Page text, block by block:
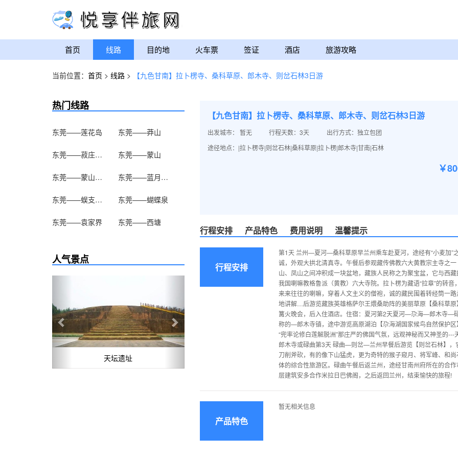
首页 线路 目的地 火车票 签证 酒店 旅游攻略
当前位置： 首页 > 线路 > 【九色甘南】拉卜楞寺、桑科草原、郎木寺、则岔石林3日游
热门线路
东莞——莲花岛 东莞——莽山
东莞——菽庄花园 东莞——蒙山
东莞——蒙山大佛 东莞——蓝月山谷
东莞——蜈支洲岛 东莞——蝴蝶泉
东莞——袁家界 东莞——西塘
人气景点
天坛遗址
【九色甘南】拉卜楞寺、桑科草原、郎木寺、则岔石林3日游
出发城市： 暂无 行程天数：3天
出行方式：独立包团
途径地点：|拉卜楞寺|则岔石林|桑科草原|拉卜楞|郎木寺|甘南|石林
￥
行程安排 产品特色 费用说明 温馨提示
行程安排
第1天 兰州—夏河—桑科草原早兰州乘车赴夏河，途经有“小麦加”
诚，外观大拱北清真寺。午餐后参观藏传佛教六大黄教宗主寺之
山、凤山之间冲积成一块盆地，藏族人民称之为聚宝盆，它与西
我国喇嘛教格鲁派（黄教）六大寺院。拉卜楞为藏语“拉章”的转
来来往往的喇嘛，穿着人文主义的僧袍，诚的藏民围着转经筒一
地讲解…后游览藏族英雄格萨尔王煨桑助阵的美丽草原【桑科草
篝火晚会，后入住酒店。住宿：夏河第2天夏河—尕海—郎木寺—碌
称的—郎木寺镇，途中游览高原湖泊【尕海湖国家候鸟自然保护
“兜率论修白莲解脱洲”那庄严的佛国气氛，远观神秘而又神圣的
郎木寺或碌曲第3天 碌曲—则岔—兰州早餐后游览【则岔石林】
刀削斧砍，有的像下山猛虎，更为奇特的猴子窥月、将军峰、和
体的综合性旅游区。碌曲午餐后返兰州，途经甘南州府所在的合
层建筑安多合作米拉日巴佛阁，之后返回兰州，结束愉快的旅程!
产品特色
暂无相关信息